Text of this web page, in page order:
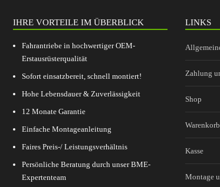
IHRE VORTEILE IM ÜBERBLICK
Fahrantriebe in hochwertiger OEM-
Erstausrüsterqualität
Sofort einsatzbereit, schnell montiert!
Hohe Lebensdauer & Zuverlässigkeit
12 Monate Garantie
Einfache Montageanleitung
Faires Preis-/ Leistungsverhältnis
Persönliche Beratung durch unser BME-
Expertenteam
LINKS
Zahlung
Shop
Warenkorb
Kasse
Montage